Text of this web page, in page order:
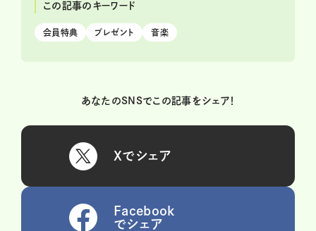
この記事のキーワード
会員特典 プレゼント 音楽
あなたのSNSでこの記事をシェア！
Xでシェア
Facebook
でシェア